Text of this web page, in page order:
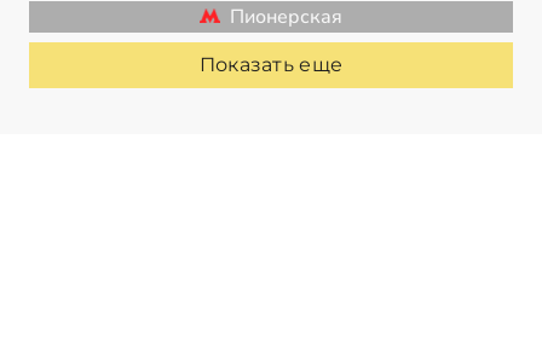
Пионерская
Показать еще